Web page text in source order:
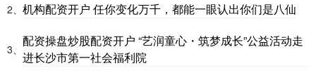
2、 机构配资开户 任你变化万千，都能一眼认出你们是八仙
3、
配资操盘炒股配资开户 “艺润童心・筑梦成长”公益活动走
进长沙市第一社会福利院